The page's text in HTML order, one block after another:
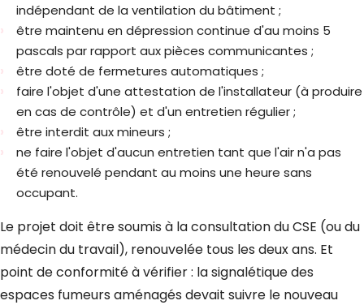
indépendant de la ventilation du bâtiment ;
être maintenu en dépression continue d'au moins 5
pascals par rapport aux pièces communicantes ;
être doté de fermetures automatiques ;
faire l'objet d'une attestation de l'installateur (à produire
en cas de contrôle) et d'un entretien régulier ;
être interdit aux mineurs ;
ne faire l'objet d'aucun entretien tant que l'air n'a pas
été renouvelé pendant au moins une heure sans
occupant.
Le projet doit être soumis à la consultation du CSE (ou du
médecin du travail), renouvelée tous les deux ans. Et
point de conformité à vérifier : la signalétique des
espaces fumeurs aménagés devait suivre le nouveau